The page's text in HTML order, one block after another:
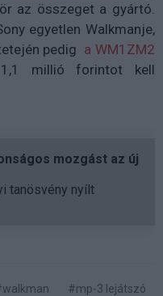
az összeget a gyártó.
egyetlen Walkmanje,
pedig a WM1ZM2
millió forintot kell
mozgást az új
tanösvény nyílt
#mp-3 lejátszó